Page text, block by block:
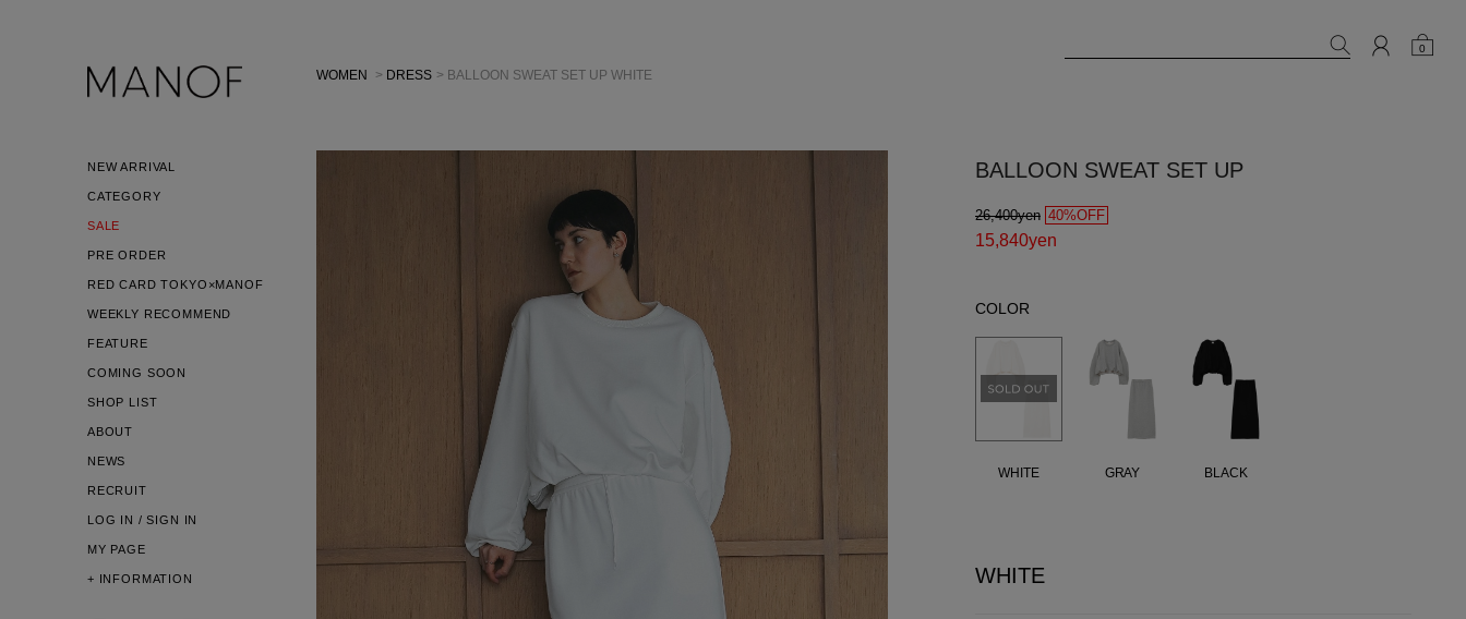
NEW ARRIVAL
CATEGORY
SALE
PRE ORDER
RED CARD TOKYO×MANOF
WEEKLY RECOMMEND
FEATURE
COMING SOON
SHOP LIST
ABOUT
NEWS
RECRUIT
LOG IN / SIGN IN
MY PAGE
+ INFORMATION
0
WOMEN > DRESS > BALLOON SWEAT SET UP WHITE
BALLOON SWEAT SET UP
26,400yen 40%OFF
15,840yen
COLOR
WHITE GRAY BLACK
WHITE